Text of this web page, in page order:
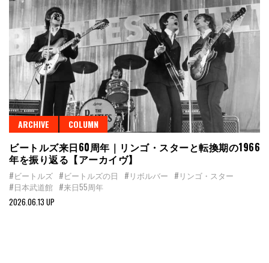
ARCHIVE COLUMN
ビートルズ来日60周年｜リンゴ・スターと転換期の1966
年を振り返る【アーカイヴ】
#ビートルズ #ビートルズの日 #リボルバー #リンゴ・スター
#日本武道館 #来日55周年
2026.06.13 UP